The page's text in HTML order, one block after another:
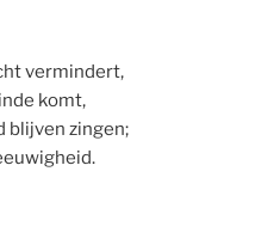
vermindert,
komt,
blijven zingen;